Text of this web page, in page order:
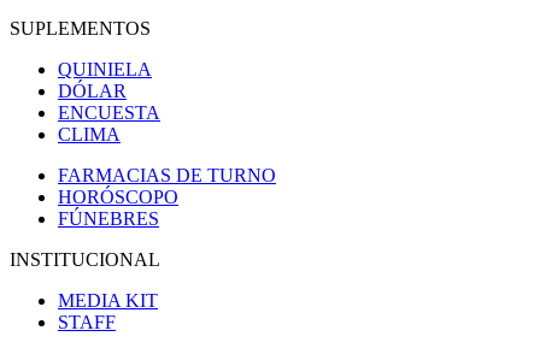
SUPLEMENTOS
QUINIELA
DÓLAR
ENCUESTA
CLIMA
FARMACIAS DE TURNO
HORÓSCOPO
FÚNEBRES
INSTITUCIONAL
MEDIA KIT
STAFF